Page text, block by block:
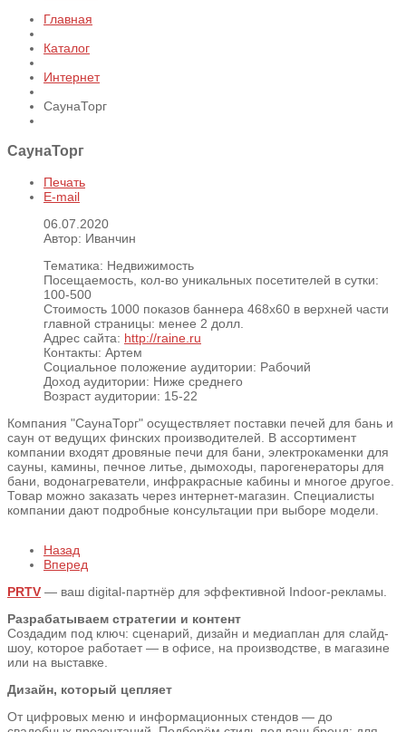
Главная
Каталог
Интернет
СаунаТорг
СаунаТорг
Печать
E-mail
06.07.2020
Автор: Иванчин
Тематика: Недвижимость
Посещаемость, кол-во уникальных посетителей в сутки:
100-500
Стоимость 1000 показов баннера 468х60 в верхней части
главной страницы: менее 2 долл.
Адрес сайта: http://raine.ru
Контакты: Артем
Социальное положение аудитории: Рабочий
Доход аудитории: Ниже среднего
Возраст аудитории: 15-22
Компания "СаунаТорг" осуществляет поставки печей для бань и
саун от ведущих финских производителей. В ассортимент
компании входят дровяные печи для бани, электрокаменки для
сауны, камины, печное литье, дымоходы, парогенераторы для
бани, водонагреватели, инфракрасные кабины и многое другое.
Товар можно заказать через интернет-магазин. Специалисты
компании дают подробные консультации при выборе модели.
Назад
Вперед
PRTV — ваш digital-партнёр для эффективной Indoor-рекламы.
Разрабатываем стратегии и контент
Создадим под ключ: сценарий, дизайн и медиаплан для слайд-
шоу, которое работает — в офисе, на производстве, в магазине
или на выставке.
Дизайн, который цепляет
От цифровых меню и информационных стендов — до